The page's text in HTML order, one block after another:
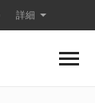
詳細